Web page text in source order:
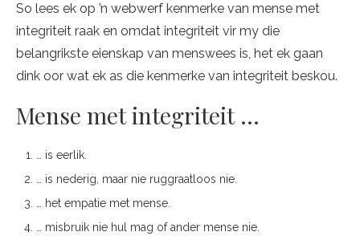
So lees ek op ’n webwerf kenmerke van mense met
integriteit raak en omdat integriteit vir my die
belangrikste eienskap van menswees is, het ek gaan
dink oor wat ek as die kenmerke van integriteit beskou.
Mense met integriteit …
… is eerlik.
… is nederig, maar nie ruggraatloos nie.
… het empatie met mense.
… misbruik nie hul mag of ander mense nie.